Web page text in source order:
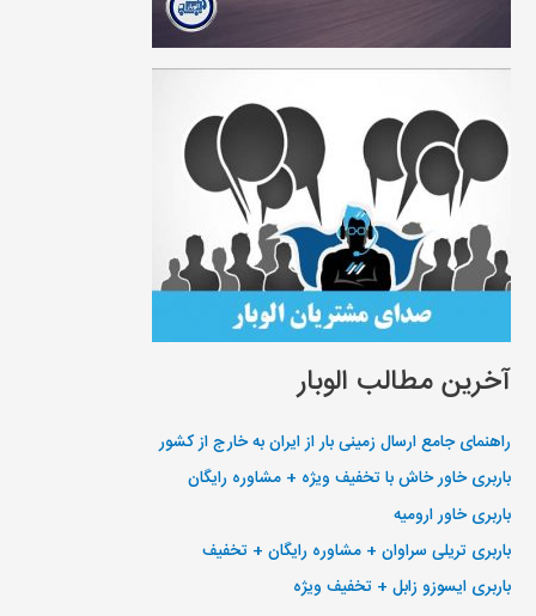
آخرین مطالب الوبار
راهنمای جامع ارسال زمینی بار از ایران به خارج از کشور
باربری خاور خاش با تخفیف ویژه + مشاوره رایگان
باربری خاور ارومیه
باربری تریلی سراوان + مشاوره رایگان + تخفیف
باربری ایسوزو زابل + تخفیف ویژه